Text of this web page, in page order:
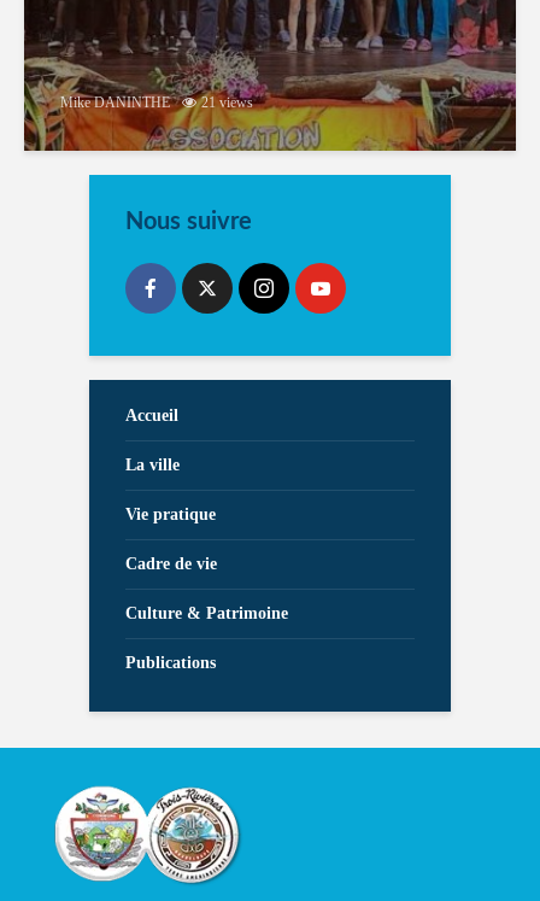
Mike DANINTHE 21 views
Nous suivre
Accueil
La ville
Vie pratique
Cadre de vie
Culture & Patrimoine
Publications